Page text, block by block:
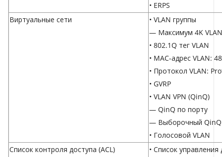
• ERPS
Виртуальные сети
• VLAN группы
— Максимум 4K
• 802.1Q тег VLAN
• MAC-адрес VLAN:
• Протокол VLAN:
• GVRP
• VLAN VPN (QinQ)
— QinQ по порту
— Выборочный QinQ
• Голосовой VLAN
Список контроля доступа (ACL)
• Список